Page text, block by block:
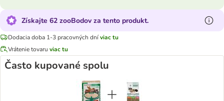
Získajte 62 zooBodov za tento produkt.
Dodacia doba 1-3 pracovných dníviac tu
Vrátenie tovaru viac tu
Často kupované spolu